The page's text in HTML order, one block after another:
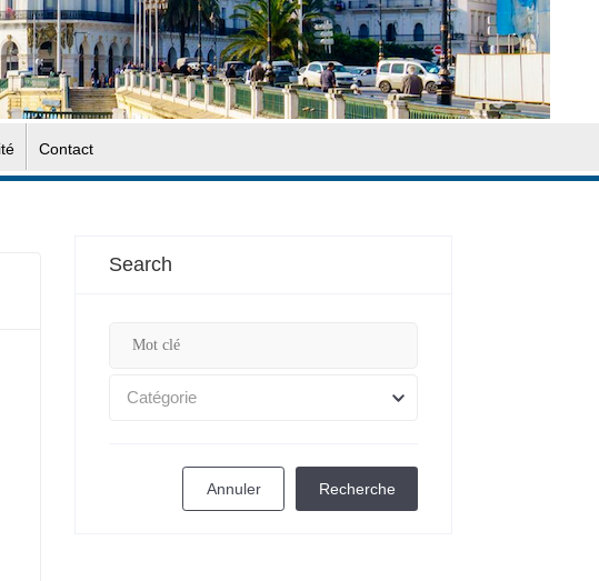
Contact
Search
Catégorie
Annuler Recherche